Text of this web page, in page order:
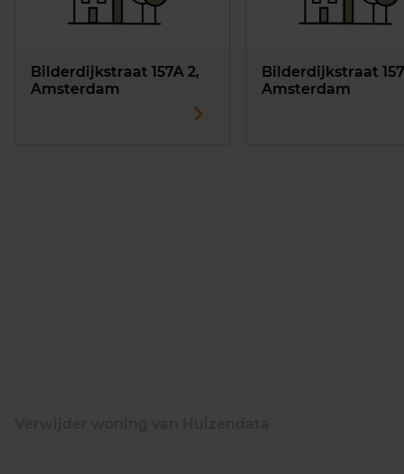
Bilderdijkstraat 157A 2,
Amsterdam
Bilderdijkstraat
Amsterdam